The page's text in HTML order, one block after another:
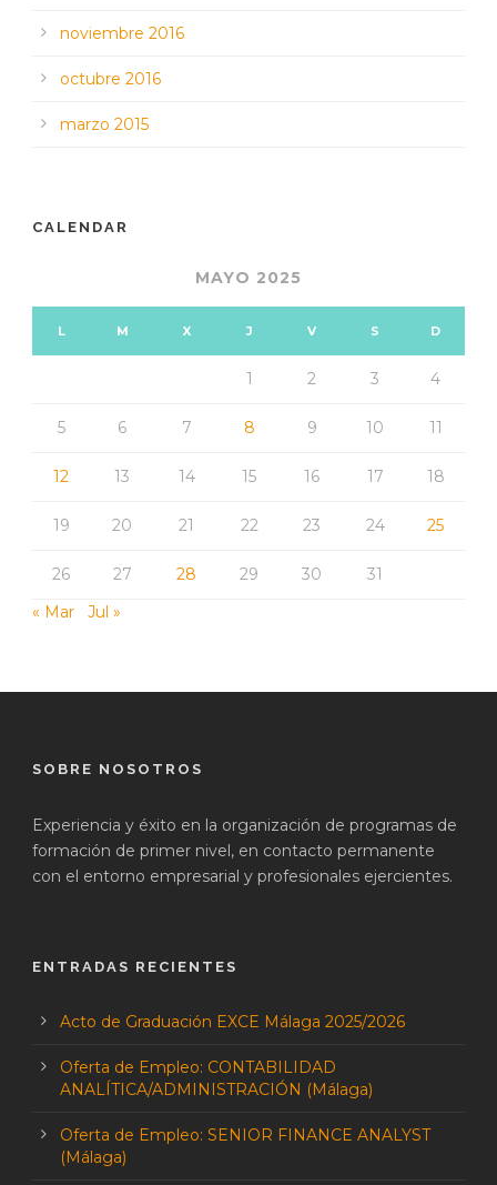
noviembre 2016
octubre 2016
marzo 2015
CALENDAR
MAYO 2025
L M X J V S D
1 2 3 4
5 6 7 8 9 10 11
12 13 14 15 16 17 18
19 20 21 22 23 24 25
26 27 28 29 30
31
« Mar
Jul »
SOBRE NOSOTROS
Experiencia y éxito en la organización de programas de
formación de primer nivel, en contacto permanente
con el entorno empresarial y profesionales ejercientes.
ENTRADAS RECIENTES
Acto de Graduación EXCE Málaga 2025/2026
Oferta de Empleo: CONTABILIDAD
ANALÍTICA/ADMINISTRACIÓN (Málaga)
Oferta de Empleo: SENIOR FINANCE ANALYST
(Málaga)